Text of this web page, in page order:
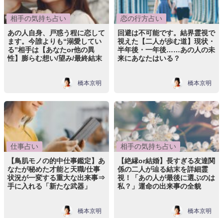
相手の気持ち占い
あの人自身、戸惑う程に恋して
ます。今誰よりも“溺愛してい
る”相手は【あなたor他の異
性】膨らむ想い/望み/最終結末
橋本京明
恋の行方占い
回避は不可能です。結界霊視で
視えた【二人が歩む道】現状・
半年後・一年後……あの人の未
来にあなたはいる？
橋本京明
仕事占い
【鳥肌モノの的中仕事鑑定】あ
なたが秘めた才能と天職/仕事
状況が一変する重大な出来事⇒
手に入れる「新たな武器」
橋本京明
相手の気持ち占い
【絶縁or結婚】長すぎる友達関
係の二人が辿る結末を詳細霊
視！「あの人が最後に選ぶのは
私？」運命の出来事の全貌
橋本京明